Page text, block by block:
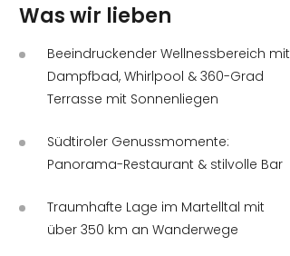
Was wir lieben
Beeindruckender Wellnessbereich mit
Dampfbad, Whirlpool & 360-Grad
Terrasse mit Sonnenliegen
Südtiroler Genussmomente:
Panorama-Restaurant & stilvolle Bar
Traumhafte Lage im Martelltal mit
über 350 km an Wanderwege